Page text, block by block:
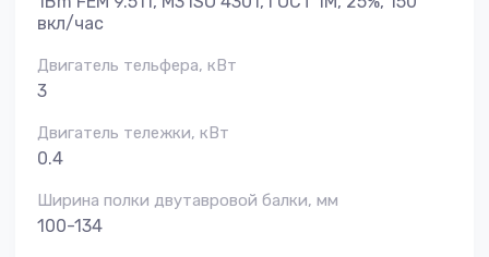
вкл/час
Двигатель тельфера, кВт
3
Двигатель тележки, кВт
0.4
Ширина полки двутавровой балки, мм
100-134